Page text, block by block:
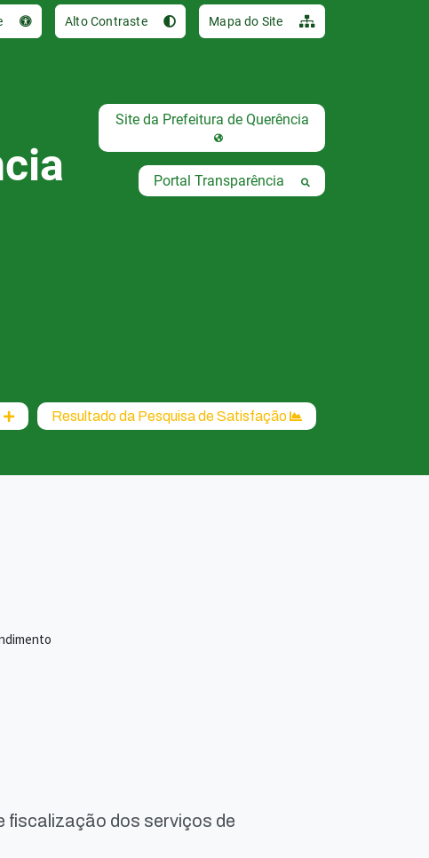
Alto Contraste Mapa do Site
Site da Prefeitura de Querência
Portal Transparência
Resultado da Pesquisa de Satisfação
fiscalização dos serviços de